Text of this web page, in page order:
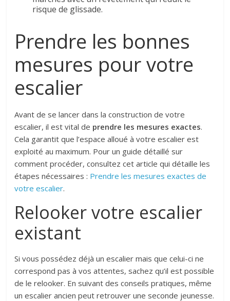
risque de glissade.
Prendre les bonnes
mesures pour votre
escalier
Avant de se lancer dans la construction de votre
escalier, il est vital de prendre les mesures exactes.
Cela garantit que l’espace alloué à votre escalier est
exploité au maximum. Pour un guide détaillé sur
comment procéder, consultez cet article qui détaille les
étapes nécessaires : Prendre les mesures exactes de
votre escalier.
Relooker votre escalier
existant
Si vous possédez déjà un escalier mais que celui-ci ne
correspond pas à vos attentes, sachez qu’il est possible
de le relooker. En suivant des conseils pratiques, même
un escalier ancien peut retrouver une seconde jeunesse.